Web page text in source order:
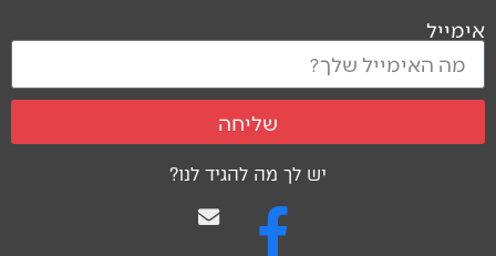
יש לך מה להגיד לנו?
אימייל
שליחה